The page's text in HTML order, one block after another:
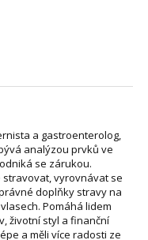
a gastroenterolog,
analýzou prvků ve
se zárukou.
vyrovnávat se
doplňky stravy na
Pomáhá lidem
životní styl a finanční
a měli více radosti ze